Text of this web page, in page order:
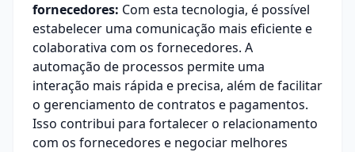
fornecedores: Com esta tecnologia, é possível
estabelecer uma comunicação mais eficiente e
colaborativa com os fornecedores. A
automação de processos permite uma
interação mais rápida e precisa, além de facilitar
o gerenciamento de contratos e pagamentos.
Isso contribui para fortalecer o relacionamento
com os fornecedores e negociar melhores